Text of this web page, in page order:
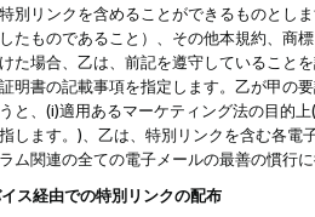
別リンクを含めることができるものとし
たものであること）、その他本規約、商
た場合、乙は、前記を遵守していること
明書の記載事項を指定します。乙が甲の
と、(i)適用あるマーケティング法の目的
します。)、乙は、特別リンクを含む各
ム関連の全ての電子メールの最善の慣行
ス経由での特別リンクの配布